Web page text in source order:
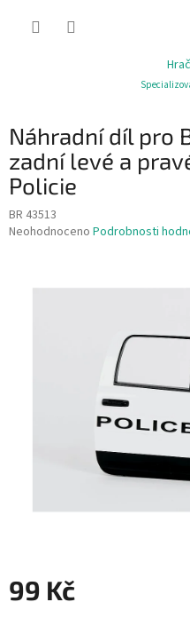
Náhradní díl pro
zadní levé a
Policie
BR 43513
Průměrné
Neohodnoceno Podrobnosti
99 Kč